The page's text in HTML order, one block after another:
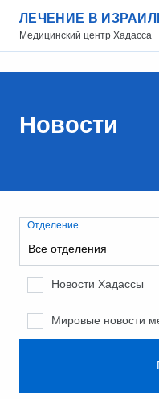
ЛЕЧЕНИЕ В
Медицинский центр Хадасса
Новости
Отделение
Новости Хадассы
Мировые новости